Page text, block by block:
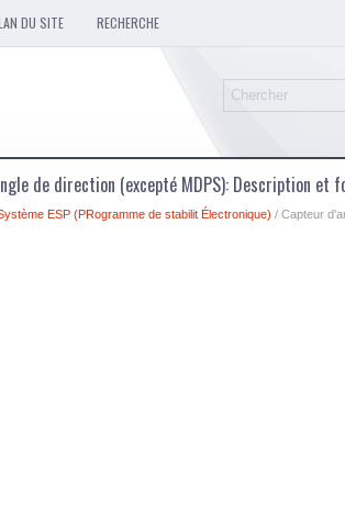
DU SITE RECHERCHE
de direction (excepté MDPS): Description et
ESP (PRogramme de stabilit Électronique) / Capteur